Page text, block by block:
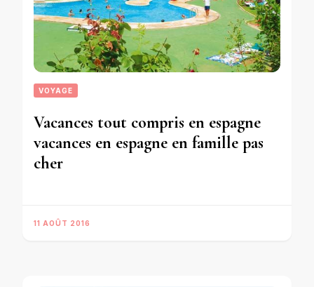
VOYAGE
Vacances tout compris en espagne
vacances en espagne en famille pas
cher
11 AOÛT 2016